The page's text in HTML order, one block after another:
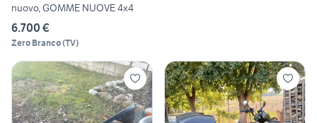
nuovo, GOMME NUOVE 4x4
6.700 €
Zero Branco(TV)